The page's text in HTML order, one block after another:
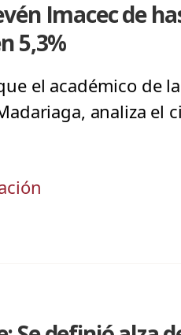
Imacec de
5,3%
el académico de
analiza el